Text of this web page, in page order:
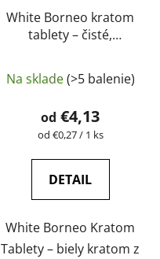
White Borneo kratom
tablety – čisté,
testované |
GreenGuru
Na sklade(>5 balenie)
od €4,13
Jednotková
od €0,27 / 1 ks
DETAIL
White Borneo Kratom
Tablety – biely kratom z